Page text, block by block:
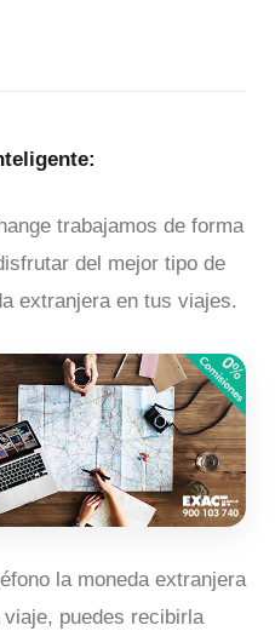
trabajamos de forma
del mejor tipo de
extranjera en tus viajes.
la moneda extranjera
puedes recibirla